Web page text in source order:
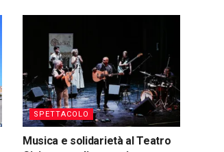
SPETTACOLO
Musica e solidarietà al Teatro